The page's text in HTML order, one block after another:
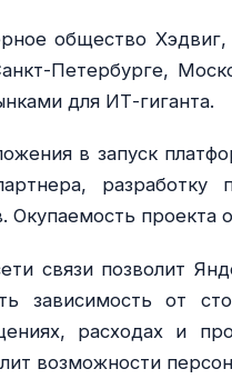
общество
Петербурге,
для ИТ-гиганта.
в запуск
разработку
Окупаемость проекта
связи позволит
зависимость от
расходах и
возможности